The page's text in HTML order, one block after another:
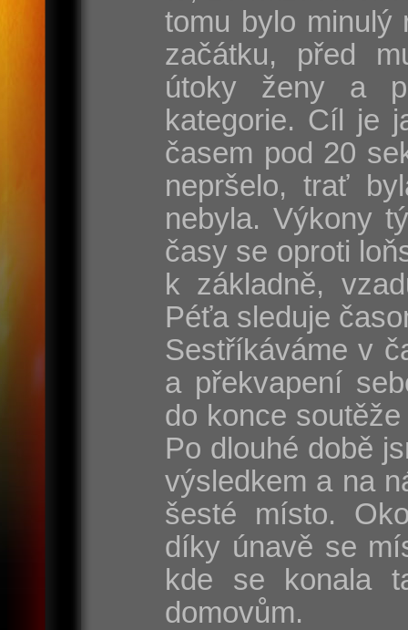
tomu bylo minulý
začátku, před
útoky ženy a
kategorie. Cíl je
časem pod 20
nepršelo, trať
nebyla. Výkony
časy se oproti
k základně,
Péťa sleduje
Sestříkáváme v
a překvapení
do konce
Po dlouhé době
výsledkem a na
šesté místo.
díky únavě se
kde se konala
domovům.